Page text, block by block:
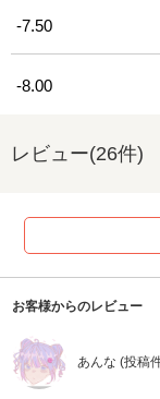
-7.50
-8.00
レビュー(26件)
お客様からのレビュー
あんな (投稿